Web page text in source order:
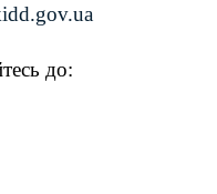
до: